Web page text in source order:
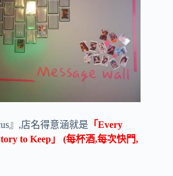
』,店名得意涵就是 「Every
to Keep」 (每杯酒,每次快門,